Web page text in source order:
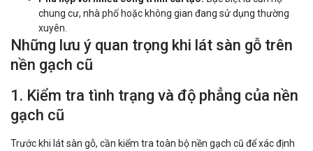
chung cư, nhà phố hoặc không gian đang sử dụng thường
xuyên.
Những lưu ý quan trọng khi lát sàn gỗ trên
nền gạch cũ
1. Kiểm tra tình trạng và độ phẳng của nền
gạch cũ
Trước khi lát sàn gỗ, cần kiểm tra toàn bộ nền gạch cũ để xác định